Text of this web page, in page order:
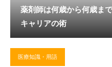
薬剤師は何歳から何歳ま
キャリアの術
医療知識・用語